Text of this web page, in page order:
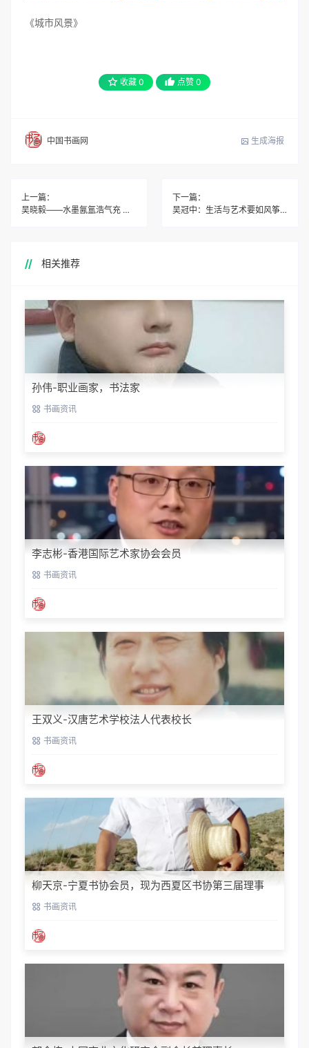
《城市风景》
收藏 0 点赞 0
中国书画网 生成海报
上一篇：
吴晓毅——水墨氤氲浩气充 天地之慨无尽时
下一篇：
吴冠中：生活与艺术要如风筝不断线
相关推荐
孙伟-职业画家，书法家
书画资讯
李志彬-香港国际艺术家协会会员
书画资讯
王双义-汉唐艺术学校法人代表校长
书画资讯
柳天京-宁夏书协会员，现为西夏区书协第三届理事
书画资讯